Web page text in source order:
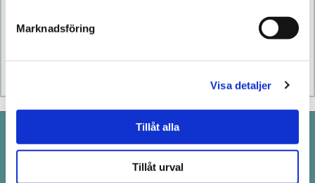
Marknadsföring
Visa detaljer
Tillåt alla
Tillåt urval
769 kr 1 099 kr
Läs mer
Pistill i Stockholm
Drottninggatan 100 i Stockholm
Telefon: 08-411 66 66